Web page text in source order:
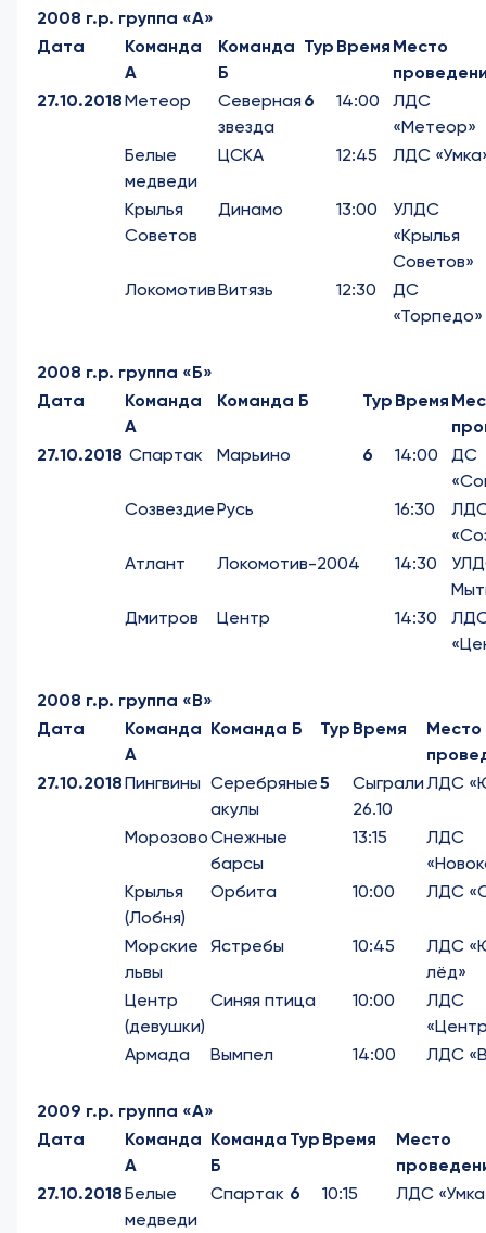
2008 г.р. группа «А»
Дата
Команда
А
Команда
Б
Тур Время Место
27.10.2018Метеор
Северная
звезда
6 14:00
ЛДС
«Метеор»
Белые
медведи
ЦСКА 12:45 ЛДС
Крылья
Советов
Динамо 13:00
УЛДС
«Крылья
Советов»
ЛокомотивВитязь 12:30
ДС
«Торпедо»
2008 г.р. группа «Б»
Дата
Команда
А
Команда Б Тур Время
27.10.2018 Спартак Марьино 6 14:00
ДС
СозвездиеРусь 16:30
Атлант
Локомотив-2004 14:30
Дмитров
Центр 14:30
2008 г.р. группа «В»
Дата
Команда
А
Команда Б Тур Время
Место
27.10.2018Пингвины Серебряные
акулы
5
Сыграли
26.10
ЛДС
МорозовоСнежные
барсы
13:15
ЛДС
Крылья
(Лобня)
Орбита 10:00 ЛДС
Морские
львы
Ястребы 10:45
ЛДС
лёд»
Центр
(девушки)
Синяя птица 10:00
ЛДС
Армада
Вымпел 14:00 ЛДС
2009 г.р. группа «А»
Дата
Команда
А
Команда
Б
Тур Время
Место
27.10.2018Белые
медведи
Спартак 6 10:15 ЛДС